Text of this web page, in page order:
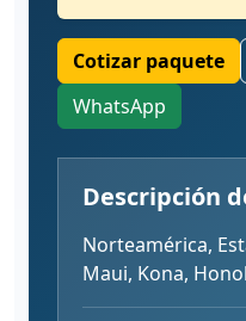
Cotizar paquete
WhatsApp
Descripción
Norteamérica,
Maui, Kona,